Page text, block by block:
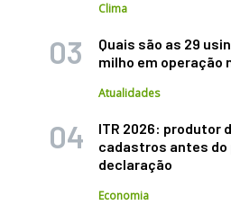
Clima
Quais são as 29
milho em operação
Atualidades
ITR 2026: produtor
cadastros antes do
declaração
Economia